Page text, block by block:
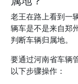
老王在路上看到一
辆车是不是来自郑
判断车辆归属地。
要通过河南省车辆
以下步骤操作：